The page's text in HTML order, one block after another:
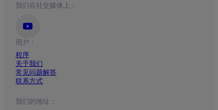
我们在社交媒体上：
用户：
程序
关于我们
常见问题解答
联系方式
我们的地址：